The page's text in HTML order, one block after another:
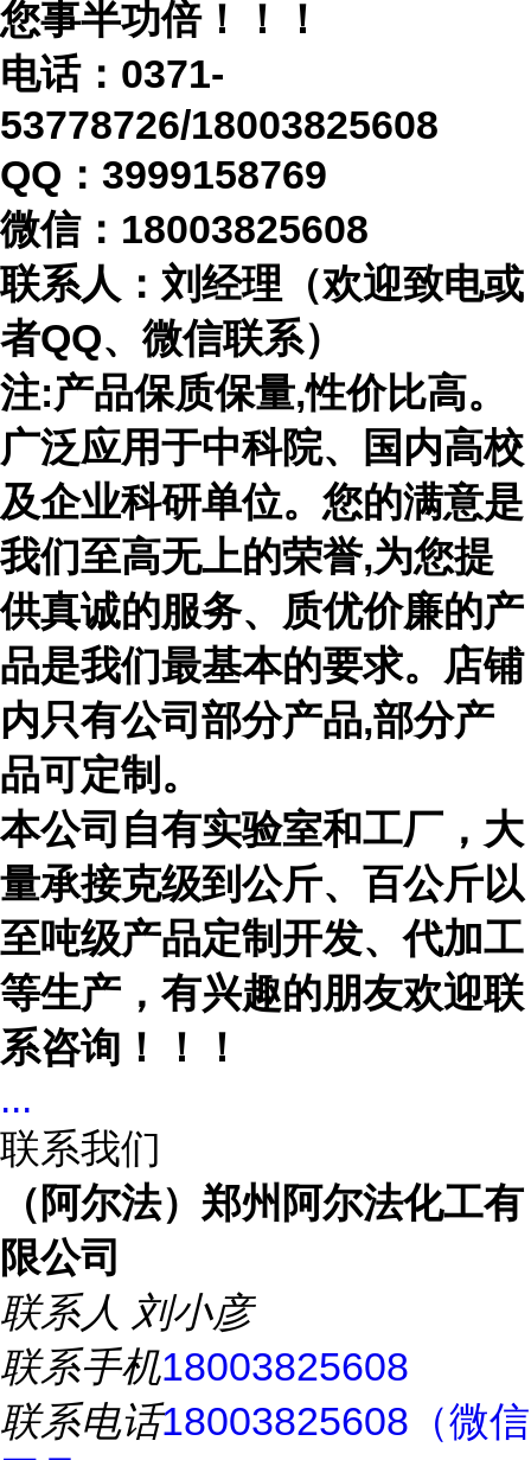
您事半功倍！！！
电话： 0371-
53778726/18003825608
QQ：3999158769
微信： 18003825608
联系人：刘经理（欢迎致电或
者QQ、微信联系）
注:产品保质保量,性价比高。
广泛应用于中科院、国内高校
及企业科研单位。您的满意是
我们至高无上的荣誉,为您提
供真诚的服务、质优价廉的产
品是我们最基本的要求。店铺
内只有公司部分产品,部分产
品可定制。
本公司自有实验室和工厂，大
量承接克级到公斤、百公斤以
至吨级产品定制开发、代加工
等生产，有兴趣的朋友欢迎联
系咨询！！！
...
联系我们
（阿尔法）郑州阿尔法化工有
限公司
联系人 刘小彦
联系手机18003825608
联系电话18003825608（微信